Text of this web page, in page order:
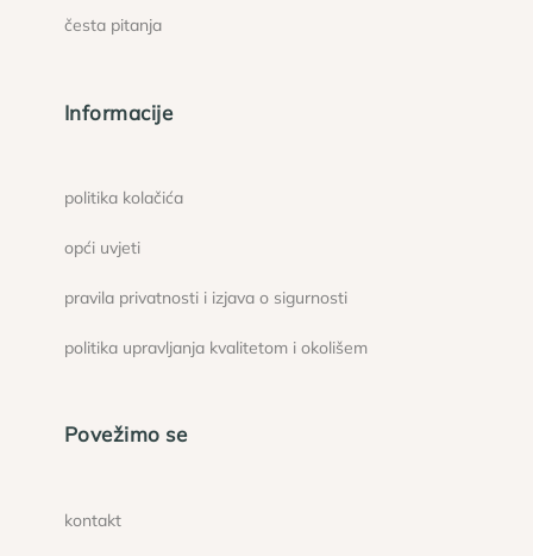
česta pitanja
Informacije
politika kolačića
opći uvjeti
pravila privatnosti i izjava o sigurnosti
politika upravljanja kvalitetom i okolišem
Povežimo se
kontakt